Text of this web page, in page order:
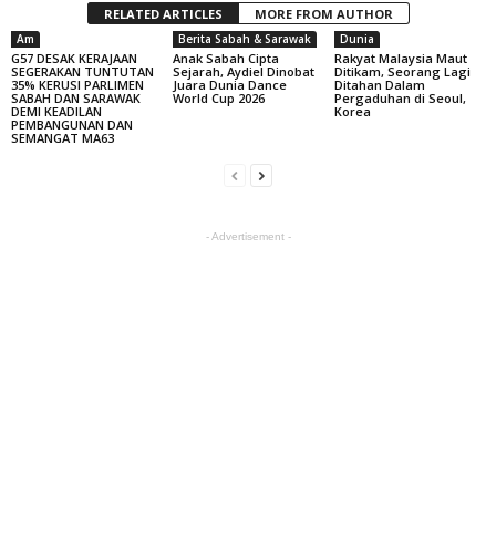
RELATED ARTICLES MORE FROM AUTHOR
Am
G57 DESAK KERAJAAN
SEGERAKAN TUNTUTAN
35% KERUSI PARLIMEN
SABAH DAN SARAWAK
DEMI KEADILAN
PEMBANGUNAN DAN
SEMANGAT MA63
Berita Sabah & Sarawak
Anak Sabah Cipta
Sejarah, Aydiel Dinobat
Juara Dunia Dance
World Cup 2026
Dunia
Rakyat Malaysia Maut
Ditikam, Seorang Lagi
Ditahan Dalam
Pergaduhan di Seoul,
Korea
- Advertisement -